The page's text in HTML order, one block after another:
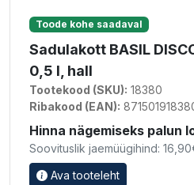
Toode kohe saadaval
Sadulakott BASIL
0,5 l, hall
Tootekood (SKU): 18380
Ribakood (EAN):
Hinna nägemiseks palun
Soovituslik jaemüügihind:
Ava tooteleht